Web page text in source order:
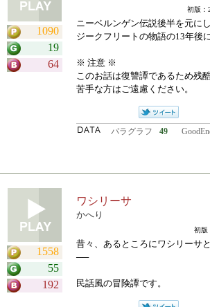
1090
19
64
初版
ニーベルンゲン伝説後半を元に
ジークフリートの物語の13年後
※ 注意 ※
このお話は復讐譚であるため残
苦手な方はご遠慮ください。
パラグラフ 49
1558
55
192
ワシリーサ
かへり
初
昔々、あるところにワシリーサ
──
民話風の冒険譚です。